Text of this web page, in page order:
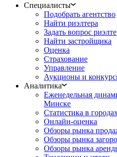
Специалисты
Подобрать агентство
Найти риэлтера
Задать вопрос
Найти застройщика
Оценка
Страхование
Управление
Аукционы и
Аналитика
Еженедельная
Минске
Статистика в
Онлайн-оценка
Обзоры рынка
Обзоры рынка
Обзоры рынка